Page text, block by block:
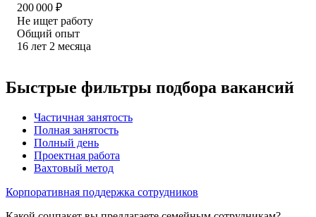
200 000 ₽
Не ищет работу
Общий опыт
16 лет 2 месяца
Быстрые фильтры подбора вакансий
Частичная занятость
Полная занятость
Полный день
Проектная работа
Вахтовый метод
Корпоративная поддержка сотрудников